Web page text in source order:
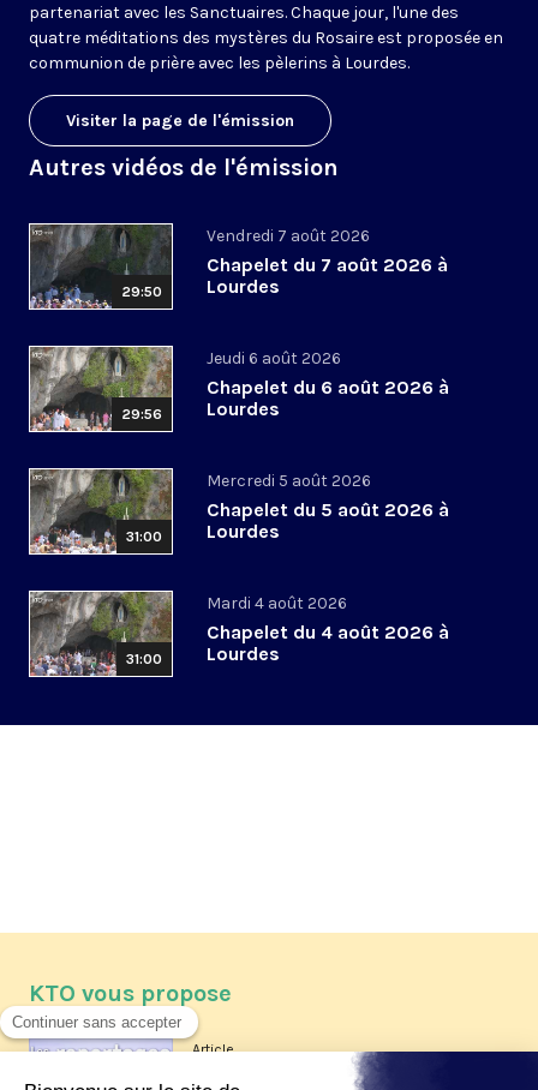
partenariat avec les Sanctuaires. Chaque jour, l'une des
quatre méditations des mystères du Rosaire est proposée en
communion de prière avec les pèlerins à Lourdes.
Visiter la page de l'émission
Autres vidéos de l'émission
29:50
Vendredi 7 août 2026
Chapelet du 7 août 2026 à
Lourdes
29:56
Jeudi 6 août 2026
Chapelet du 6 août 2026 à
Lourdes
31:00
Mercredi 5 août 2026
Chapelet du 5 août 2026 à
Lourdes
31:00
Mardi 4 août 2026
Chapelet du 4 août 2026 à
Lourdes
KTO vous propose
Article
Les reportages d'été 2026 de KTO